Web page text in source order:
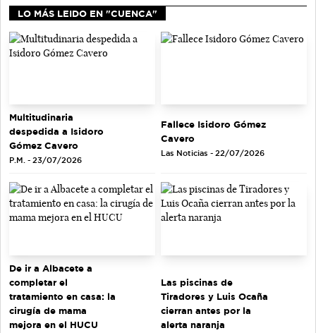
LO MÁS LEIDO EN "CUENCA"
Multitudinaria
despedida a Isidoro
Gómez Cavero
P.M. - 23/07/2026
Fallece Isidoro Gómez
Cavero
Las Noticias - 22/07/2026
De ir a Albacete a
completar el
tratamiento en casa: la
cirugía de mama
mejora en el HUCU
Las piscinas de
Tiradores y Luis Ocaña
cierran antes por la
alerta naranja